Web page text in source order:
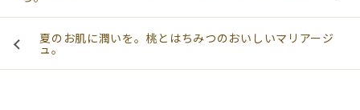
夏のお肌に潤いを。桃とはちみつのおいしいマリアージ
ュ。